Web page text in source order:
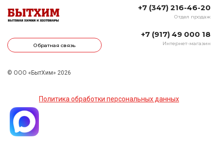
Обратная связь
+7 (347) 216-46-20
Отдел продаж
+7 (917) 49 000 18
Интернет-магазин
© ООО «БытХим» 2026
Политика обработки персональных данных